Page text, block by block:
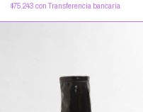
$75.243 con Transferencia bancaria